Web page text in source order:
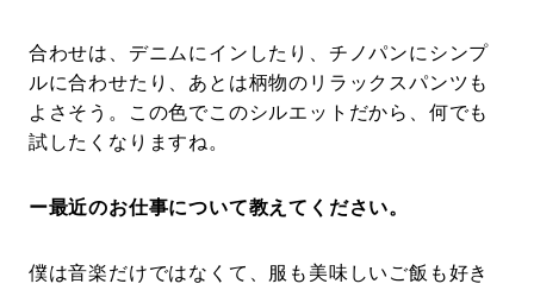
合わせは、デニムにインしたり、チノパンにシンプ
ルに合わせたり、あとは柄物のリラックスパンツも
よさそう。この色でこのシルエットだから、何でも
試したくなりますね。
ー最近のお仕事について教えてください。
僕は音楽だけではなくて、服も美味しいご飯も好き